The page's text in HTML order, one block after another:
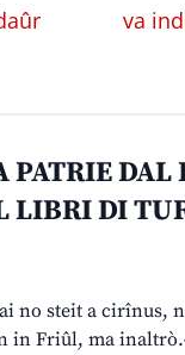
va
PATRIE DAL
LIBRI DI
no steit a cirînus,
in Friûl, ma